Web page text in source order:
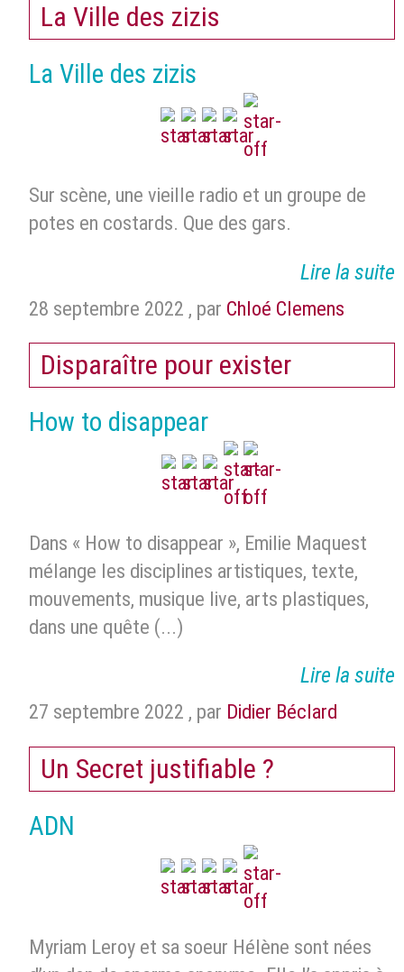
La Ville des zizis
La Ville des zizis
Sur scène, une vieille radio et un groupe de
potes en costards. Que des gars.
Lire la suite
28 septembre 2022 , par Chloé Clemens
Disparaître pour exister
How to disappear
Dans « How to disappear », Emilie Maquest
mélange les disciplines artistiques, texte,
mouvements, musique live, arts plastiques,
dans une quête (...)
Lire la suite
27 septembre 2022 , par Didier Béclard
Un Secret justifiable ?
ADN
Myriam Leroy et sa soeur Hélène sont nées